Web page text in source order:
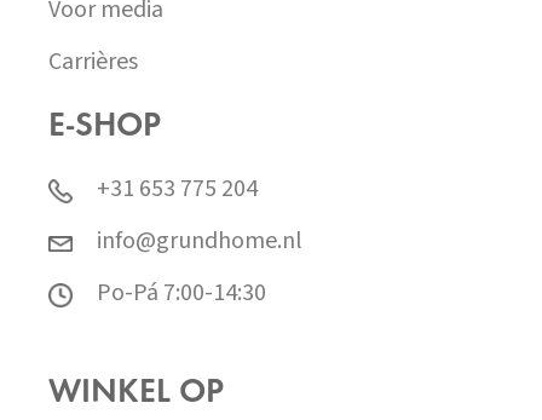
Voor media
Carrières
E-SHOP
+31 653 775 204
info@grundhome.nl
Po-Pá 7:00-14:30
WINKEL OP